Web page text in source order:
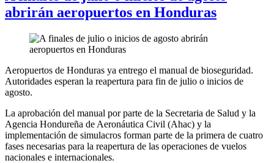
abrirán aeropuertos en Honduras
Aeropuertos de Honduras ya entrego el manual de bioseguridad.
Autoridades esperan la reapertura para fin de julio o inicios de
agosto.
La aprobación del manual por parte de la Secretaria de Salud y la
Agencia Hondureña de Aeronáutica Civil (Ahac) y la
implementación de simulacros forman parte de la primera de cuatro
fases necesarias para la reapertura de las operaciones de vuelos
nacionales e internacionales.